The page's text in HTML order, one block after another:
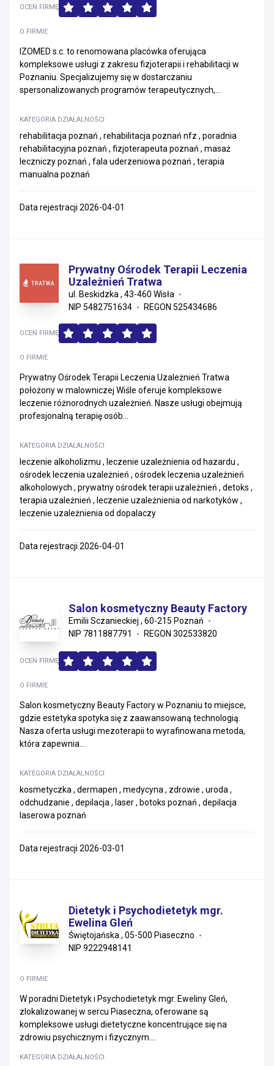
O FIRMIE
IZOMED s.c. to renomowana placówka oferująca
kompleksowe usługi z zakresu fizjoterapii i rehabilitacji w
Poznaniu. Specjalizujemy się w dostarczaniu
spersonalizowanych programów terapeutycznych,...
KATEGORIA DZIAŁALNOŚCI
rehabilitacja poznań , rehabilitacja poznań nfz , poradnia
rehabilitacyjna poznań , fizjoterapeuta poznań , masaż
leczniczy poznań , fala uderzeniowa poznań , terapia
manualna poznań
OCEŃ FIRMĘ
Data rejestracji 2026-04-01
Prywatny Ośrodek Terapii Leczenia
Uzależnień Tratwa
ul. Beskidzka , 43-460 Wisła
NIP 5482751634
REGON 525434686
O FIRMIE
Prywatny Ośrodek Terapii Leczenia Uzależnień Tratwa
położony w malowniczej Wiśle oferuje kompleksowe
leczenie różnorodnych uzależnień. Nasze usługi obejmują
profesjonalną terapię osób...
KATEGORIA DZIAŁALNOŚCI
leczenie alkoholizmu , leczenie uzależnienia od hazardu ,
ośrodek leczenia uzależnień , ośrodek leczenia uzależnień
alkoholowych , prywatny ośrodek terapii uzależnień , detoks ,
terapia uzależnień , leczenie uzależnienia od narkotyków ,
leczenie uzależnienia od dopalaczy
OCEŃ FIRMĘ
Data rejestracji 2026-04-01
Salon kosmetyczny Beauty Factory
Emilii Sczanieckiej , 60-215 Poznań
NIP 7811887791
REGON 302533820
O FIRMIE
Salon kosmetyczny Beauty Factory w Poznaniu to miejsce,
gdzie estetyka spotyka się z zaawansowaną technologią.
Nasza oferta usługi mezoterapii to wyrafinowana metoda,
która zapewnia...
KATEGORIA DZIAŁALNOŚCI
kosmetyczka , dermapen , medycyna , zdrowie , uroda ,
odchudzanie , depilacja , laser , botoks poznań , depilacja
laserowa poznań
OCEŃ FIRMĘ
Data rejestracji 2026-03-01
Dietetyk i Psychodietetyk mgr.
Ewelina Gleń
Świętojańska , 05-500 Piaseczno
NIP 9222948141
O FIRMIE
W poradni Dietetyk i Psychodietetyk mgr. Eweliny Gleń,
zlokalizowanej w sercu Piaseczna, oferowane są
kompleksowe usługi dietetyczne koncentrujące się na
zdrowiu psychicznym i fizycznym....
KATEGORIA DZIAŁALNOŚCI